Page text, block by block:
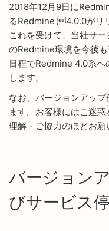
2018年12月9日に
るRedmine 4.0.0がリ
これを受けて、当社サ
のRedmine環境を今後
日程でRedmine 4.0系へ
します。
なお、バージョンアッ
ます。お客様にはご迷
理解・ご協力のほどお願
バージョン
びサービス